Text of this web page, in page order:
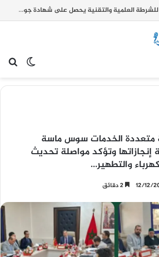
المختبر الوطني للشرطة العلمية والتقنية يحصل على شهادة جودة عالمية
متعددة الخدمات سوس ماسة
وتؤكد مواصلة تحديث
والتطهير…
12/12/